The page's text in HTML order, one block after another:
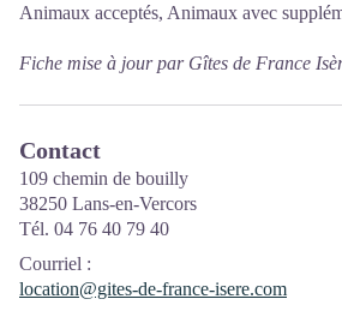
Animaux acceptés, Animaux avec
Fiche mise à jour par Gîtes de France
Contact
109 chemin de bouilly
38250 Lans-en-Vercors
Tél. 04 76 40 79 40
Courriel :
location@gites-de-france-isere.com